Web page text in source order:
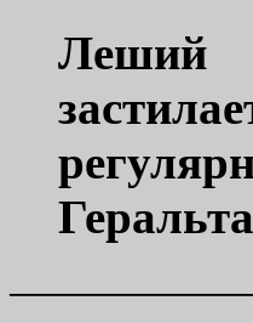
Леший
Геральта